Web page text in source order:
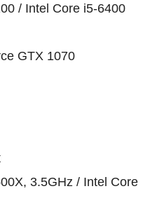
/ Intel Core i5-6400
GTX 1070
3.5GHz / Intel Core